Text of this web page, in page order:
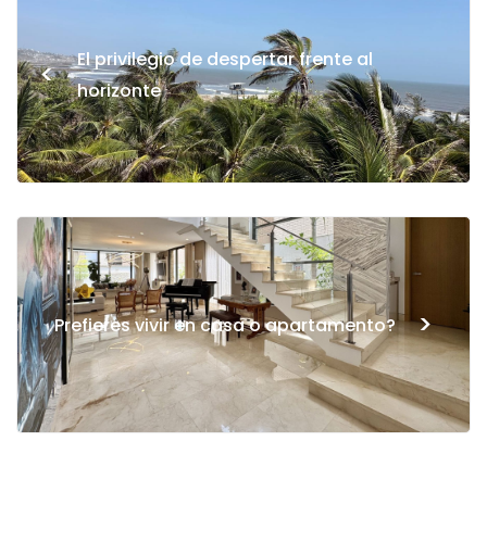
<
El privilegio de despertar frente al
horizonte
Prefieres vivir en casa o apartamento? >